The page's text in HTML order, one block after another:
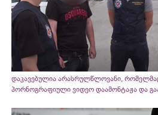
დაკავებულია არასრულწლოვანი,
პორნოგრაფიული ვიდეო დაამონტაჟა და